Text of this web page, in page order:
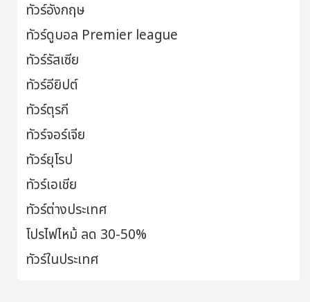
ทัวร์อังกฤษ
ทัวร์ดูบอล Premier league
ทัวร์รัสเซีย
ทัวร์อียิปต์
ทัวร์ตุรกี
ทัวร์จอร์เจีย
ทัวร์ยุโรป
ทัวร์เอเชีย
ทัวร์ต่างประเทศ
โปรไฟไหม้ ลด 30-50%
ทัวร์ในประเทศ